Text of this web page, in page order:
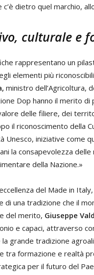
c’è dietro quel marchio,
culturale e
rappresentano un
elementi più
ministro dell’Agricoltura,
Dop hanno il merito
delle filiere, dei
il riconoscimento della
Unesco, iniziative come
la consapevolezza
della Nazione.»
del Made in
di una tradizione che il
del merito, Giuseppe
e capaci, attraverso
grande tradizione
tra formazione e realtà
per il futuro del